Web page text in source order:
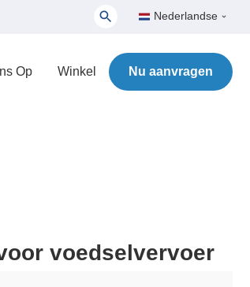
Nederlandse
Op Winkel Nu aanvragen
voedselvervoer